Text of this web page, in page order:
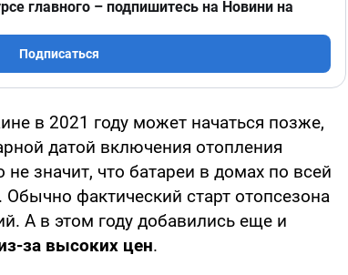
главного – подпишитесь на Новини на
Подписаться
в 2021 году может начаться позже,
датой включения отопления
не значит, что батареи в домах по всей
Обычно фактический старт отопсезона
А в этом году добавились еще и
за высоких цен.